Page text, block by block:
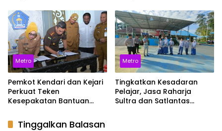
Biwinapada
Endemik
Metro
Pemkot Kendari dan Kejari
Perkuat Teken
Kesepakatan Bantuan
Kelola Pemerintahan
Metro
Tingkatkan Kesadaran
Pelajar, Jasa Raharja
Sultra dan Satlantas
Tinggalkan Balasan